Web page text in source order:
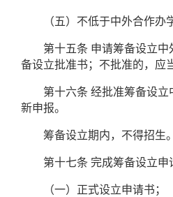
（五）不低于中外合作办学
第十五条 申请筹备设立中
备设立批准书；不批准的，应
第十六条 经批准筹备设立
新申报。
筹备设立期内，不得招生。
第十七条 完成筹备设立申
（一）正式设立申请书；